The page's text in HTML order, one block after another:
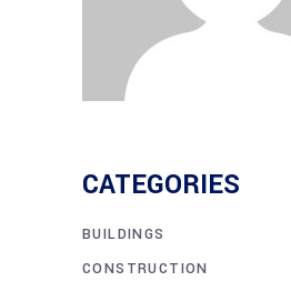
CATEGORIES
BUILDINGS
CONSTRUCTION